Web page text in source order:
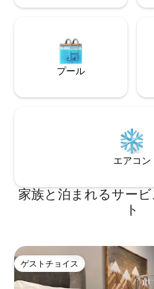
プール
エアコン
家族と泊まれるサー
ト
ゲストチョイス
ゲストチョイス